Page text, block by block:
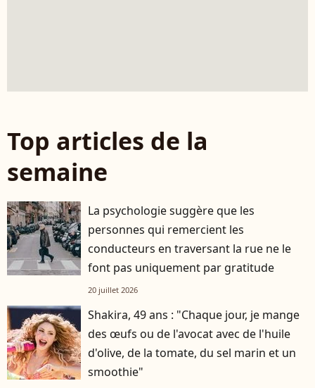
Top articles de la
semaine
La psychologie suggère que les
personnes qui remercient les
conducteurs en traversant la rue ne le
font pas uniquement par gratitude
20 juillet 2026
Shakira, 49 ans : "Chaque jour, je mange
des œufs ou de l'avocat avec de l'huile
d'olive, de la tomate, du sel marin et un
smoothie"